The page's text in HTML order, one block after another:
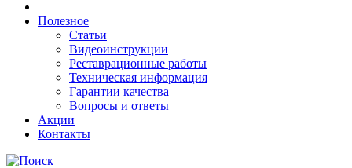
Полезное
Статьи
Видеоинструкции
Реставрационные работы
Техническая информация
Гарантии качества
Вопросы и ответы
Акции
Контакты